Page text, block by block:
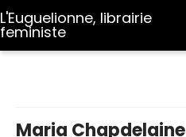
L'Euguelionne, librairie
feministe
Maria Chapdelaine